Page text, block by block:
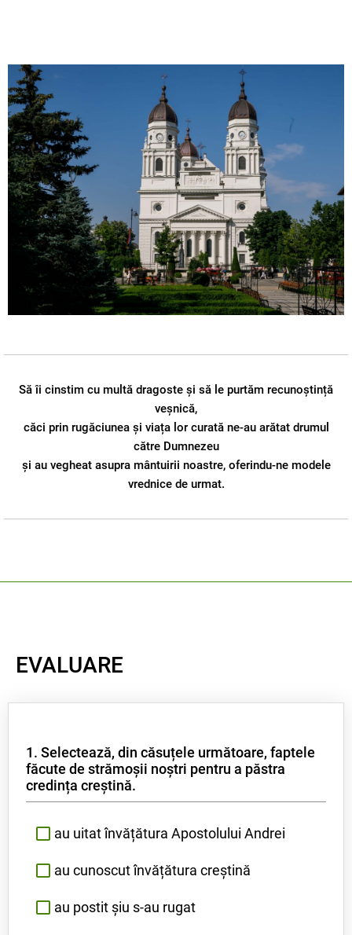
Să îi cinstim cu multă dragoste și să le purtăm recunoștință
veșnică,
căci prin rugăciunea și viața lor curată ne-au arătat drumul
către Dumnezeu
și au vegheat asupra mântuirii noastre, oferindu-ne modele
vrednice de urmat.
EVALUARE
1. Selectează, din căsuțele următoare, faptele
făcute de strămoșii noștri pentru a păstra
credința creștină.
au uitat învățătura Apostolului Andrei
au cunoscut învățătura creștină
au postit șiu s-au rugat